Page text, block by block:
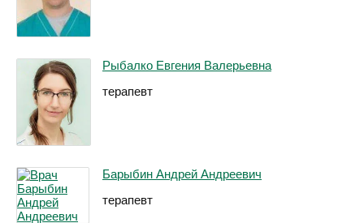
Рыбалко Евгения Валерьевна
терапевт
Барыбин Андрей Андреевич
терапевт